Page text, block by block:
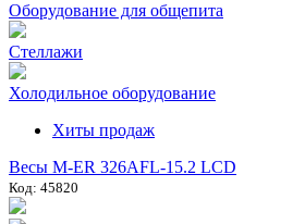
Оборудование для общепита
Стеллажи
Холодильное оборудование
Хиты продаж
Весы M-ER 326AFL-15.2 LCD
Код: 45820